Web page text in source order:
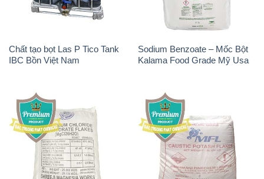
Chất tạo bọt Las P Tico Tank
IBC Bồn Việt Nam
Sodium Benzoate – Mốc Bột
Kalama Food Grade Mỹ Usa